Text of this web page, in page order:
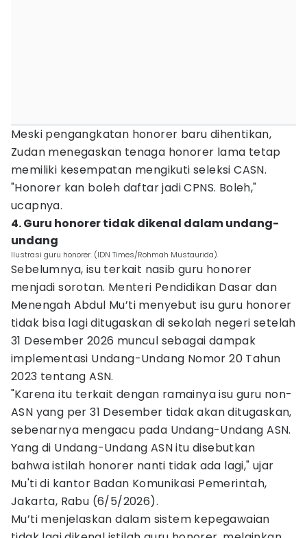
Meski pengangkatan honorer baru dihentikan,
Zudan menegaskan tenaga honorer lama tetap
memiliki kesempatan mengikuti seleksi CASN.
"Honorer kan boleh daftar jadi CPNS. Boleh,"
ucapnya.
4. Guru honorer tidak dikenal dalam undang-
undang
Ilustrasi guru honorer. (IDN Times/Rohmah Mustaurida).
Sebelumnya, isu terkait nasib guru honorer
menjadi sorotan. Menteri Pendidikan Dasar dan
Menengah Abdul Mu’ti menyebut isu guru honorer
tidak bisa lagi ditugaskan di sekolah negeri setelah
31 Desember 2026 muncul sebagai dampak
implementasi Undang-Undang Nomor 20 Tahun
2023 tentang ASN.
"Karena itu terkait dengan ramainya isu guru non-
ASN yang per 31 Desember tidak akan ditugaskan,
sebenarnya mengacu pada Undang-Undang ASN.
Yang di Undang-Undang ASN itu disebutkan
bahwa istilah honorer nanti tidak ada lagi," ujar
Mu'ti di kantor Badan Komunikasi Pemerintah,
Jakarta, Rabu (6/5/2026).
Mu’ti menjelaskan dalam sistem kepegawaian